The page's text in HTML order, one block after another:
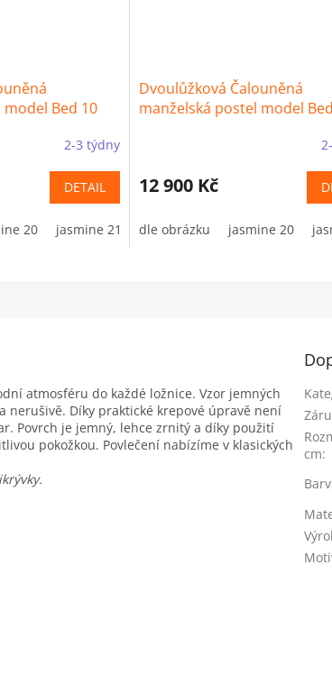
29 jasmine 34 jasmine 60 jasmine 61
Bed 10
2-3 týdny
DETAIL
20 jasmine 21 jasmine 24 jasmine 29
Dvoulůžková Čalouněná
manželská postel model
12 900 Kč
dle obrázku jasmine 20
atmosféru do každé ložnice. Vzor jemných
Díky praktické krepové úpravě není
Povrch je jemný, lehce zrnitý a díky použití
pokožkou. Povlečení nabízíme v klasických
cm: